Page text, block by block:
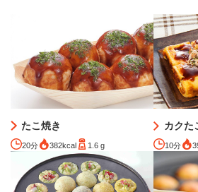
たこ焼き
20分 382kcal 1.6 g
カクた
10分